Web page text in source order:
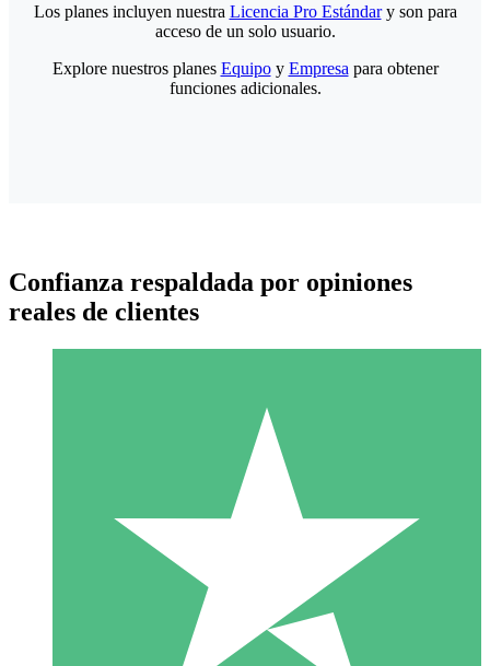
Paquetes de Créditos Individuales
Paga según el uso con créditos de descarga. Sin compromiso
10 00
Los planes incluyen nuestra Licencia Pro Estándary son para
acceso de un solo usuario.
Explore nuestros planes Equipoy Empresa para obtener
funciones adicionales.
Confianza respaldada por opiniones
reales de clientes